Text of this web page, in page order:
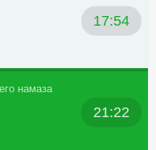
17:54
намаза
21:22